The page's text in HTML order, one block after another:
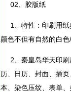
02、胶版纸
1、特性：印刷用
颜色不但有自然的白
2、秦皇岛华天印
历、日历、封面、插
本、染色压纹、表单